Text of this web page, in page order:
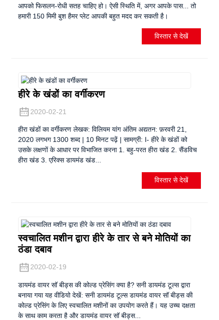
आपको फिसलन-रोधी सतह चाहिए हो। ऐसी स्थिति में, अगर आपके पास... तो
हमारी 150 मिमी बुश हैमर प्लेट आपकी बहुत मदद कर सकती है।
विस्तार से देखें
हीरे के खंडों का वर्गीकरण
2020-02-21
हीरा खंडों का वर्गीकरण लेखक: विलियम यांग अंतिम अद्यतन: फ़रवरी 21,
2020 लगभग 1300 शब्द | 10 मिनट पढ़ें | सामग्री: Ⅰ- हीरे के खंडों को
उसके लक्षणों के आधार पर विभाजित करना 1. बहु-परत हीरा खंड 2. सैंडविच
हीरा खंड 3. एरिक्स डायमंड खंड...
विस्तार से देखें
स्वचालित मशीन द्वारा हीरे के तार से बने मोतियों का
ठंडा दबाव
2020-02-19
डायमंड वायर सॉ बीड्स की कोल्ड प्रेसिंग क्या है? सनी डायमंड टूल्स द्वारा
बनाया गया यह वीडियो देखें: सनी डायमंड टूल्स डायमंड वायर सॉ बीड्स की
कोल्ड प्रेसिंग के लिए स्वचालित मशीनों का उपयोग करते हैं। यह उच्च दक्षता
के साथ काम करता है और डायमंड वायर सॉ बीड्स...